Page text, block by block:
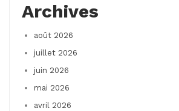
Archives
août 2026
juillet 2026
juin 2026
mai 2026
avril 2026